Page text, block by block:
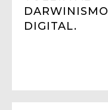
DARWINISMO
DIGITAL.